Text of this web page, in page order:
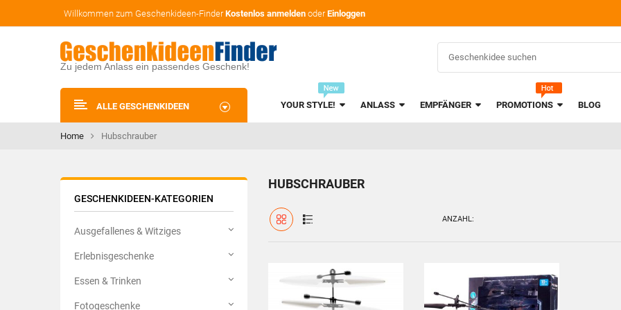
Willkommen zum Geschenkideen-FinderKostenlos anmelden oderEinloggen
Zu jedem Anlass ein passendes Geschenk!
ALLE GESCHENKIDEEN YOUR STYLE! ANLASS EMPFÄNGER PROMOTIONS BLOG
Home Hubschrauber
GESCHENKIDEEN-KATEGORIEN
Ausgefallenes & Witziges
Erlebnisgeschenke
Essen & Trinken
Fotogeschenke
HUBSCHRAUBER
ANZAHL: